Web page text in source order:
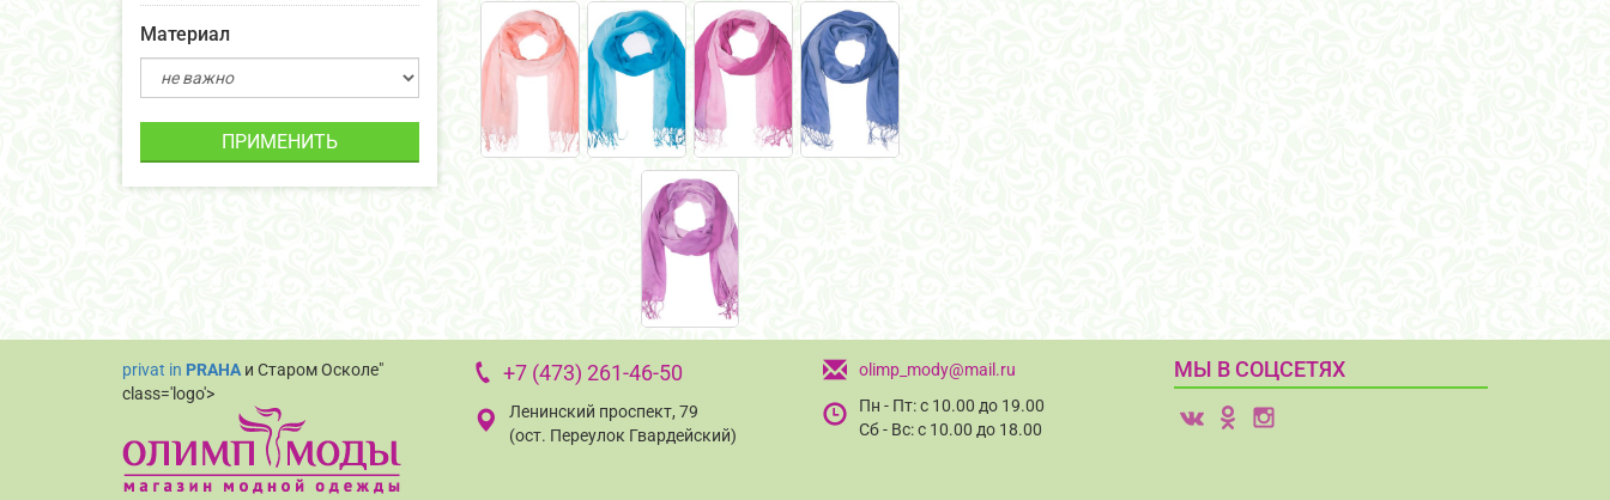
Материал
ПРИМЕНИТЬ
privat in PRAHA и Старом Осколе"
class='logo'>
+7 (473) 261-46-50
Ленинский проспект, 79
(ост. Переулок Гвардейский)
olimp_mody@mail.ru
Пн - Пт: с 10.00 до 19.00
Сб - Вс: с 10.00 до 18.00
МЫ В СОЦСЕТЯХ
v o i